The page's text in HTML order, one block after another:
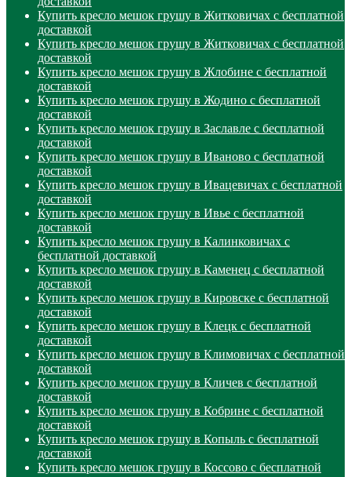
Купить кресло мешок грушу в Житковичах с бесплатной
доставкой
Купить кресло мешок грушу в Житковичах с бесплатной
доставкой
Купить кресло мешок грушу в Жлобине с бесплатной
доставкой
Купить кресло мешок грушу в Жодино с бесплатной
доставкой
Купить кресло мешок грушу в Заславле с бесплатной
доставкой
Купить кресло мешок грушу в Иваново с бесплатной
доставкой
Купить кресло мешок грушу в Ивацевичах с бесплатной
доставкой
Купить кресло мешок грушу в Ивье с бесплатной
доставкой
Купить кресло мешок грушу в Калинковичах с
бесплатной доставкой
Купить кресло мешок грушу в Каменец с бесплатной
доставкой
Купить кресло мешок грушу в Кировске с бесплатной
доставкой
Купить кресло мешок грушу в Клецк с бесплатной
доставкой
Купить кресло мешок грушу в Климовичах с бесплатной
доставкой
Купить кресло мешок грушу в Кличев с бесплатной
доставкой
Купить кресло мешок грушу в Кобрине с бесплатной
доставкой
Купить кресло мешок грушу в Копыль с бесплатной
доставкой
Купить кресло мешок грушу в Коссово с бесплатной